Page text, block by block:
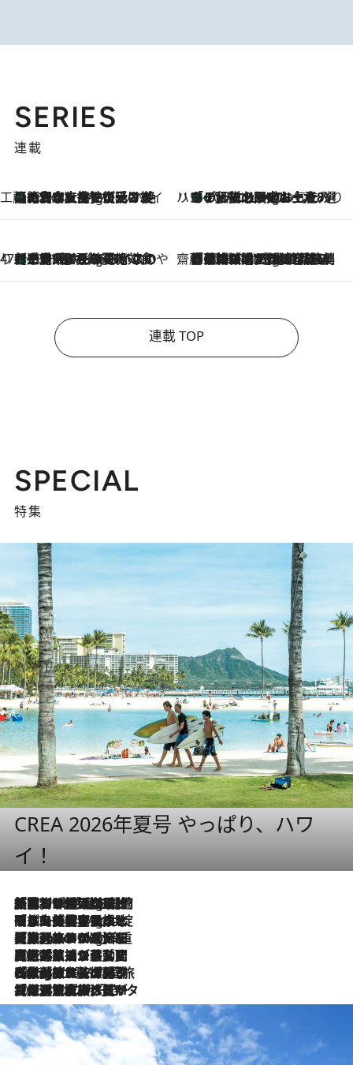
SERIES
連載
工藤まやのおもてなしハワイ
10 Hours Ago
【ハワイ土産】ローカルの絶大な支持で復活！ 絶品の幻クッキー《元ファンの日本人女性が受け継いだ名店》 ハワイ賢者 リサのお気に入りリスト10 Hours Ago
あの伝説の限定トートも！ リニューアルした「ディーン＆デルーカ ハワイ」で必須のお土産8選
47都道府県の手みやげ ひんやりスイーツで夏を満喫
10 Hours Ago
【三重県】この夏絶対食べたい 冷やしておいしいおやつ3選 お餅×アイスの新感覚スイーツ 齋藤 薫 美容脳ルネサンス
10 Hours Ago
「荷物が増えるほど旅ストレスは増す」美容ジャーナリストがたどり着いた最終結論。“化粧品を劇的に減らす”感動の凝縮美容とは
連載 TOP
SPECIAL
特集
CREA 2026年夏号 やっぱり、ハワ
イ！
10 Hours Ago
「荷物が増えるほど旅ストレスは増す」美容ジャーナリストがたどり着いた最終結論。“化粧品を劇的に減らす”感動の凝縮美容とは
10 Hours Ago
「旅先には金髪ウィッグを持参」日本と同じメイクでは損してる!? 美容ジャーナリストが提案する“掟破りの旅美容”とは
10 Hours Ago
【厳選旅コスメ】「身軽さ＆UV対策重視！」ヘアアーティストshucoが選んだ夏旅ベストコスメを発表【Mサイズジップ】
2026.8.5
【厳選旅コスメ】国内をあちこち移動する河井菜摘が選んだ夏旅ベストコスメ発表！「リラックスアイテムはマスト」【Mサイズジップ】
2026.8.4
【厳選旅コスメ】「紫外線＆乾燥対策しながらメイク感も！」ヘア＆メイクGeorgeが選んだ夏旅ベストコスメを発表！【Mサイズジップ】
2026.8.3
【厳選旅コスメ】「保湿もタイパ重視！」“サウナ好き”タレント清水みさとが愛用する夏旅ベストコスメを発表！【Mサイズジップ】